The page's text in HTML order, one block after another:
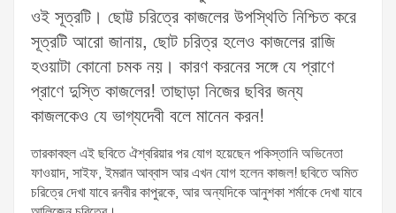
ওই সূত্রটি। ছোট্ট চরিত্রে কাজলের উপস্থিতি নিশ্চিত করে
সূত্রটি আরো জানায়, ছোট চরিত্র হলেও কাজলের রাজি
হওয়াটা কোনো চমক নয়। কারণ করনের সঙ্গে যে প্রাণে
প্রাণে দুস্তি কাজলের! তাছাড়া নিজের ছবির জন্য
কাজলকেও যে ভাগ্যদেবী বলে মানেন করন!
তারকাবহুল এই ছবিতে ঐশ্বরিয়ার পর যোগ হয়েছেন পকিস্তানি অভিনেতা
ফাওয়াদ, সাইফ, ইমরান আব্বাস আর এখন যোগ হলেন কাজল! ছবিতে অমিত
চরিত্রে দেখা যাবে রনবীর কাপুরকে, আর অন্যদিকে আনুশকা শর্মাকে দেখা যাবে